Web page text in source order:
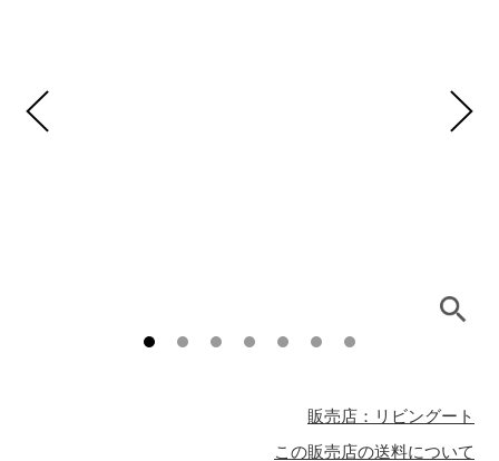
販売店：リビングート
この販売店の送料について